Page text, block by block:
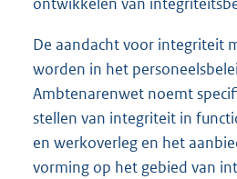
De aandacht voor integriteit
worden in het
Ambtenarenwet noemt
stellen van integriteit in
en werkoverleg en het
vorming op het gebied van